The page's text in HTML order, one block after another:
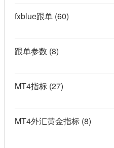
fxblue跟单 (60)
跟单参数 (8)
MT4指标 (27)
MT4外汇黄金指标 (8)